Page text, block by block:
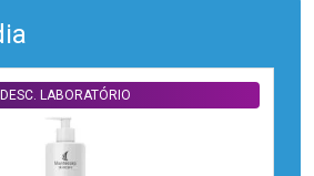
DESC. LABORATÓRIO